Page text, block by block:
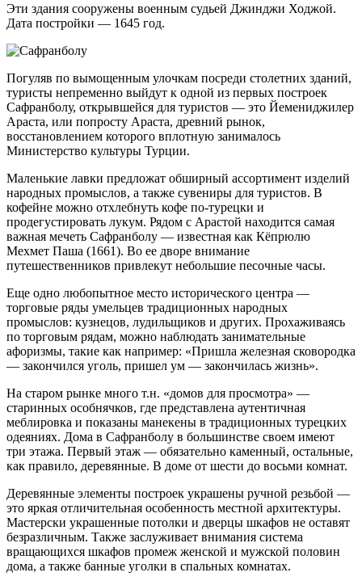
Эти здания сооружены военным судьей Джинджи Ходжой.
Дата постройки — 1645 год.
Погуляв по вымощенным улочкам посреди столетних зданий,
туристы непременно выйдут к одной из первых построек
Сафранболу, открывшейся для туристов — это Йемениджилер
Араста, или попросту Араста, древний рынок,
восстановлением которого вплотную занималось
Министерство культуры Турции.
Маленькие лавки предложат обширный ассортимент изделий
народных промыслов, а также сувениры для туристов. В
кофейне можно отхлебнуть кофе по-турецки и
продегустировать лукум. Рядом с Арастой находится самая
важная мечеть Сафранболу — известная как Кёпрюлю
Мехмет Паша (1661). Во ее дворе внимание
путешественников привлекут небольшие песочные часы.
Еще одно любопытное место исторического центра —
торговые ряды умельцев традиционных народных
промыслов: кузнецов, лудильщиков и других. Прохаживаясь
по торговым рядам, можно наблюдать занимательные
афоризмы, такие как например: «Пришла железная сковородка
— закончился уголь, пришел ум — закончилась жизнь».
На старом рынке много т.н. «домов для просмотра» —
старинных особнячков, где представлена аутентичная
меблировка и показаны манекены в традиционных турецких
одеяниях. Дома в Сафранболу в большинстве своем имеют
три этажа. Первый этаж — обязательно каменный, остальные,
как правило, деревянные. В доме от шести до восьми комнат.
Деревянные элементы построек украшены ручной резьбой —
это яркая отличительная особенность местной архитектуры.
Мастерски украшенные потолки и дверцы шкафов не оставят
безразличным. Также заслуживает внимания система
вращающихся шкафов промеж женской и мужской половин
дома, а также банные уголки в спальных комнатах.